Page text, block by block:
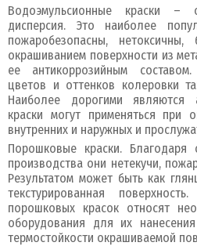
Водоэмульсионные краски –
дисперсия. Это наиболее
пожаробезопасны,
окрашиванием поверхности из
ее антикоррозийным
цветов и оттенков колеровки
Наиболее дорогими являются
краски могут применяться при
внутренних и наружных и
Порошковые краски. Благодаря
производства они нетекучи,
Результатом может быть как
текстурированная
порошковых красок относят
оборудования для их
термостойкости окрашиваемой